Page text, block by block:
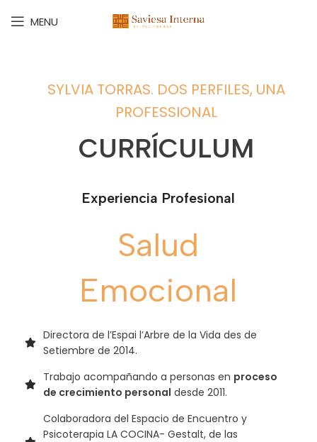
MENU
SYLVIA TORRAS. DOS PERFILES, UNA
PROFESSIONAL
CURRÍCULUM
Experiencia Profesional
Salud
Emocional
Directora de l’Espai l’Arbre de la Vida des de
Setiembre de 2014.
Trabajo acompañando a personas en proceso
de crecimiento personal desde 2011.
Colaboradora del Espacio de Encuentro y
Psicoterapia LA COCINA- Gestalt, de las